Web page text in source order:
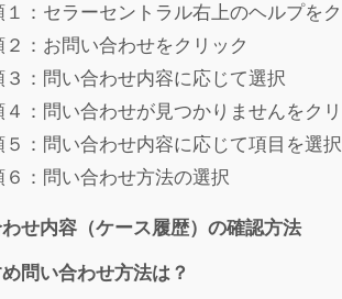
１：セラーセントラル右上のヘルプを
２：お問い合わせをクリック
３：問い合わせ内容に応じて選択
４：問い合わせが見つかりませんをク
５：問い合わせ内容に応じて項目を選択
６：問い合わせ方法の選択
わせ内容（ケース履歴）の確認方法
問い合わせ方法は？